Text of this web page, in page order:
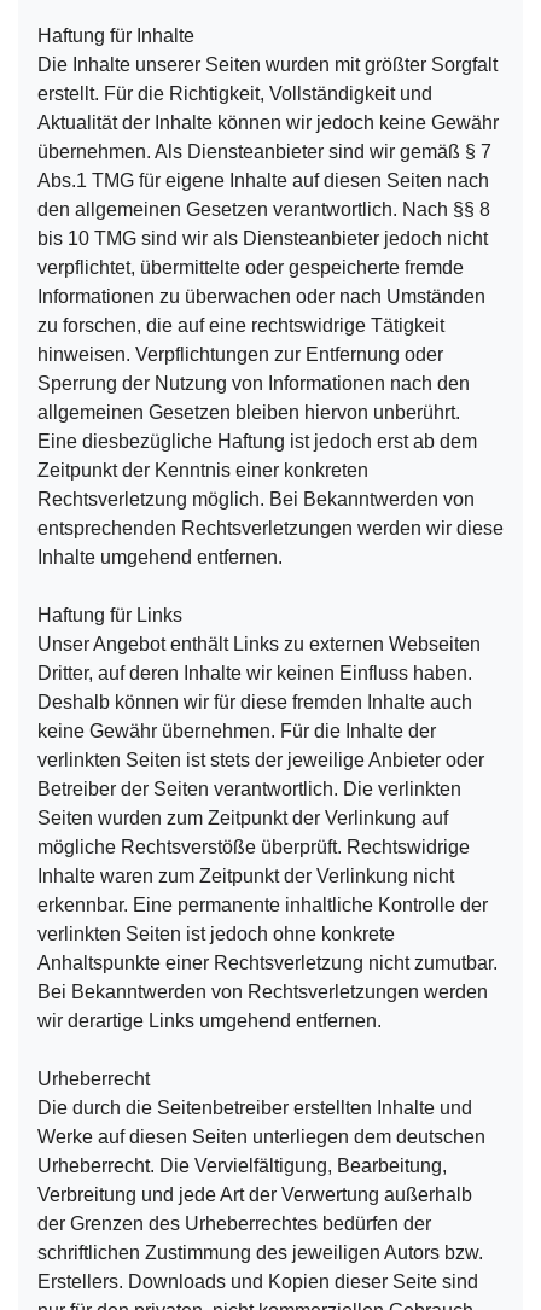
Haftung für Inhalte
Die Inhalte unserer Seiten wurden mit größter Sorgfalt
erstellt. Für die Richtigkeit, Vollständigkeit und
Aktualität der Inhalte können wir jedoch keine Gewähr
übernehmen. Als Diensteanbieter sind wir gemäß § 7
Abs.1 TMG für eigene Inhalte auf diesen Seiten nach
den allgemeinen Gesetzen verantwortlich. Nach §§ 8
bis 10 TMG sind wir als Diensteanbieter jedoch nicht
verpflichtet, übermittelte oder gespeicherte fremde
Informationen zu überwachen oder nach Umständen
zu forschen, die auf eine rechtswidrige Tätigkeit
hinweisen. Verpflichtungen zur Entfernung oder
Sperrung der Nutzung von Informationen nach den
allgemeinen Gesetzen bleiben hiervon unberührt.
Eine diesbezügliche Haftung ist jedoch erst ab dem
Zeitpunkt der Kenntnis einer konkreten
Rechtsverletzung möglich. Bei Bekanntwerden von
entsprechenden Rechtsverletzungen werden wir diese
Inhalte umgehend entfernen.
Haftung für Links
Unser Angebot enthält Links zu externen Webseiten
Dritter, auf deren Inhalte wir keinen Einfluss haben.
Deshalb können wir für diese fremden Inhalte auch
keine Gewähr übernehmen. Für die Inhalte der
verlinkten Seiten ist stets der jeweilige Anbieter oder
Betreiber der Seiten verantwortlich. Die verlinkten
Seiten wurden zum Zeitpunkt der Verlinkung auf
mögliche Rechtsverstöße überprüft. Rechtswidrige
Inhalte waren zum Zeitpunkt der Verlinkung nicht
erkennbar. Eine permanente inhaltliche Kontrolle der
verlinkten Seiten ist jedoch ohne konkrete
Anhaltspunkte einer Rechtsverletzung nicht zumutbar.
Bei Bekanntwerden von Rechtsverletzungen werden
wir derartige Links umgehend entfernen.
Urheberrecht
Die durch die Seitenbetreiber erstellten Inhalte und
Werke auf diesen Seiten unterliegen dem deutschen
Urheberrecht. Die Vervielfältigung, Bearbeitung,
Verbreitung und jede Art der Verwertung außerhalb
der Grenzen des Urheberrechtes bedürfen der
schriftlichen Zustimmung des jeweiligen Autors bzw.
Erstellers. Downloads und Kopien dieser Seite sind